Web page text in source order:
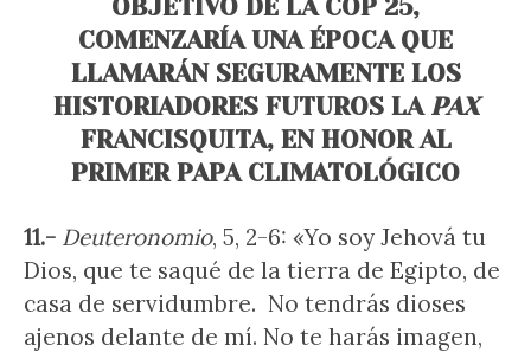
OBJETIVO DE LA COP 25,
COMENZARÍA UNA ÉPOCA QUE
LLAMARÁN SEGURAMENTE LOS
HISTORIADORES FUTUROS LA PAX
FRANCISQUITA, EN HONOR AL
PRIMER PAPA CLIMATOLÓGICO
11.- Deuteronomio, 5, 2-6: «Yo soy Jehová tu
Dios, que te saqué de la tierra de Egipto, de
casa de servidumbre. No tendrás dioses
ajenos delante de mí. No te harás imagen,